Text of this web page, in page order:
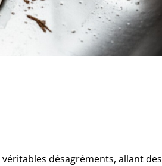
désagréments, allant des